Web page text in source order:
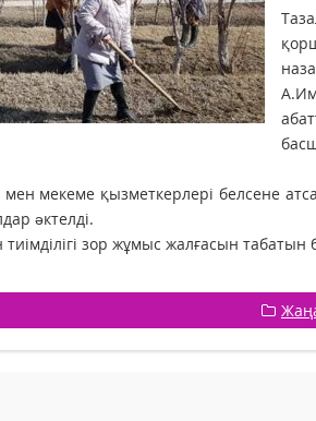
мен мекеме қызметкерлері белсене
əктелді.
зор жұмыс жалғасын табатын